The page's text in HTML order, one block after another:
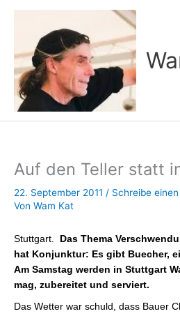
Auf den Teller statt
22. September 2011 / Schreibe
Von Wam Kat
Stuttgart.
Das Thema
hat Konjunktur: Es gibt Buecher,
Am Samstag werden in Stuttgart
mag, zubereitet und serviert.
Das Wetter war schuld, dass Bauer